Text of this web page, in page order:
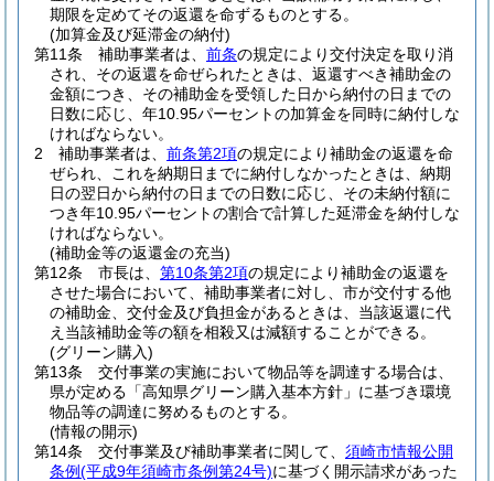
期限を定めてその返還を命ずるものとする。
(加算金及び延滞金の納付)
第11条
補助事業者は、 前条の規定により交付決定を取り消
され、その返還を命ぜられたときは、返還すべき補助金の
金額につき、その補助金を受領した日から納付の日までの
日数に応じ、年10.95パーセントの加算金を同時に納付しな
ければならない。
2
補助事業者は、 前条第2項の規定により補助金の返還を命
ぜられ、これを納期日までに納付しなかったときは、納期
日の翌日から納付の日までの日数に応じ、その未納付額に
つき年10.95パーセントの割合で計算した延滞金を納付しな
ければならない。
(補助金等の返還金の充当)
第12条
市長は、 第10条第2項の規定により補助金の返還を
させた場合において、補助事業者に対し、市が交付する他
の補助金、交付金及び負担金があるときは、当該返還に代
え当該補助金等の額を相殺又は減額することができる。
(グリーン購入)
第13条
交付事業の実施において物品等を調達する場合は、
県が定める「高知県グリーン購入基本方針」に基づき環境
物品等の調達に努めるものとする。
(情報の開示)
第14条
交付事業及び補助事業者に関して、 須崎市情報公開
条例(平成9年須崎市条例第24号)に基づく開示請求があった